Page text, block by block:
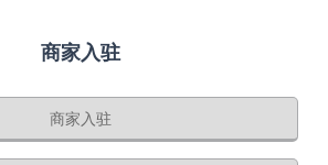
商家入驻
商家入驻